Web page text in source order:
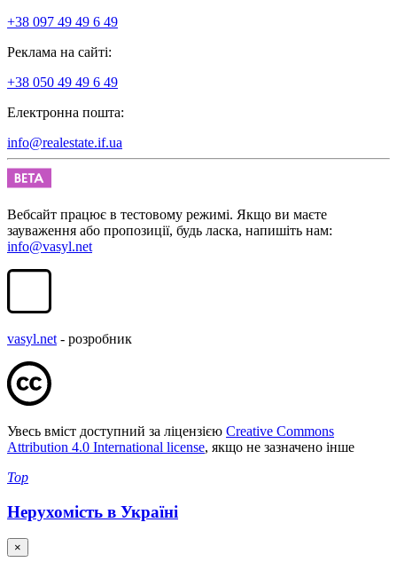
+38 097 49 49 6 49
Реклама на сайті:
+38 050 49 49 6 49
Електронна пошта:
info@realestate.if.ua
Вебсайт працює в тестовому режимі. Якщо ви маєте
зауваження або пропозиції, будь ласка, напишіть нам:
info@vasyl.net
vasyl.net - розробник
Увесь вміст доступний за ліцензією Creative Commons
Attribution 4.0 International license, якщо не зазначено інше
Top
Нерухомість в Україні
×